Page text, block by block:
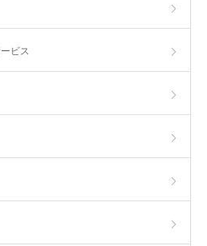
ビス